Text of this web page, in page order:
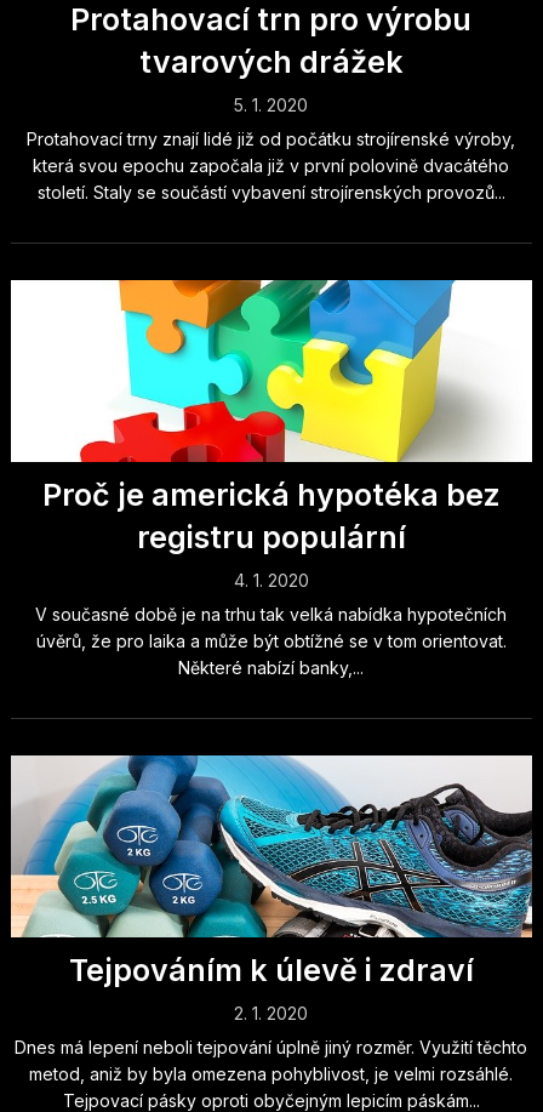
Protahovací trn pro výrobu
tvarových drážek
5. 1. 2020
Protahovací trny znají lidé již od počátku strojírenské výroby,
která svou epochu započala již v první polovině dvacátého
století. Staly se součástí vybavení strojírenských provozů...
Proč je americká hypotéka bez
registru populární
4. 1. 2020
V současné době je na trhu tak velká nabídka hypotečních
úvěrů, že pro laika a může být obtížné se v tom orientovat.
Některé nabízí banky,...
Tejpováním k úlevě i zdraví
2. 1. 2020
Dnes má lepení neboli tejpování úplně jiný rozměr. Využití těchto
metod, aniž by byla omezena pohyblivost, je velmi rozsáhlé.
Tejpovací pásky oproti obyčejným lepicím páskám...